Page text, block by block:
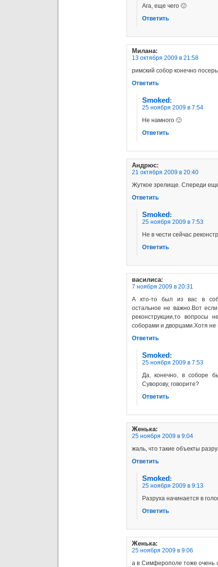
Ага, еще чего 🙂
Ответить
Милана:
13 октября 2009 в 21:58
римский собор конечно
Ответить
Smoked:
25 ноября 2009 в 7:54
Не намного 🙂
Ответить
Андрюс:
21 октября 2009 в 20:40
Жуткое зрелище. Спереди
Ответить
Smoked:
25 ноября 2009 в 7:53
Не в чести сейчас
Ответить
василиса:
7 ноября 2009 в 20:31
А кто-то был из вас в
остальное не важно.Вот
реконструкции,то вопросы
соборами и дворцами.Хотя
Ответить
Smoked:
25 ноября 2009 в 7:53
Да, конечно, в соборе
Суворову, говорите?
Ответить
Женька:
25 ноября 2009 в 9:04
жаль, что такие объекты
Ответить
Smoked:
25 ноября 2009 в 9:13
Разруха начинается в
Ответить
Женька:
25 ноября 2009 в 9:06
а в Симферополе тоже очень